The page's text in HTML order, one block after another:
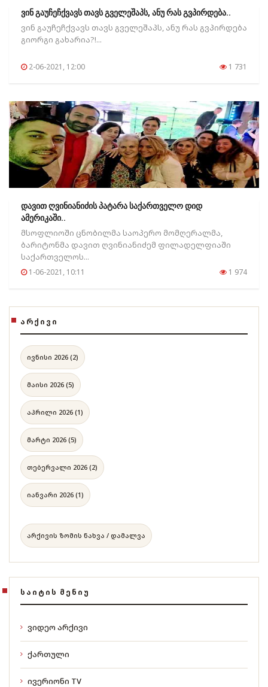
ვინ გაუჩეჩქვავს თავს გველეშაპს, ანუ რას გვპირდება..
ვინ გაუჩეჩქვავს თავს გველეშაპს, ანუ რას გვპირდება
გიორგი გახარია?!...
2-06-2021, 12:00 1 731
დავით ღვინიანიძის პატარა საქართველო დიდ
ამერიკაში..
მსოფლიოში ცნობილმა საოპერო მომღერალმა,
ბარიტონმა დავით ღვინიანიძემ ფილადელფიაში
საქართველოს...
1-06-2021, 10:11 1 974
ᲐᲠᲥᲘᲕᲘ
ივნისი 2026 (2)
მაისი 2026 (5)
აპრილი 2026 (1)
მარტი 2026 (5)
თებერვალი 2026 (2)
იანვარი 2026 (1)
არქივის ზომის ნახვა / დამალვა
ᲡᲐᲘᲢᲘᲡ ᲛᲔᲜᲘᲣ
ვიდეო არქივი
ქართული
ივერიონი TV